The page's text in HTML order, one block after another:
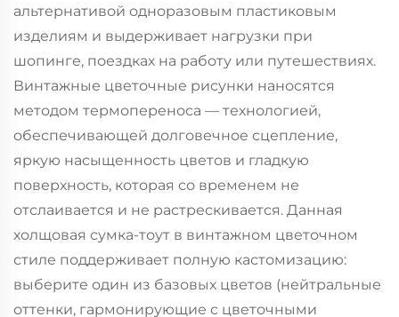
альтернативой одноразовым пластиковым
изделиям и выдерживает нагрузки при
шопинге, поездках на работу или путешествиях.
Винтажные цветочные рисунки наносятся
методом термопереноса — технологией,
обеспечивающей долговечное сцепление,
яркую насыщенность цветов и гладкую
поверхность, которая со временем не
отслаивается и не растрескивается. Данная
холщовая сумка-тоут в винтажном цветочном
стиле поддерживает полную кастомизацию:
выберите один из базовых цветов (нейтральные
оттенки, гармонирующие с цветочными